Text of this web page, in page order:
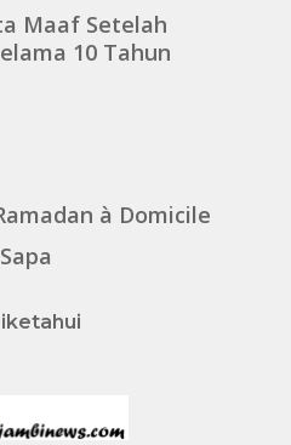
Maaf Setelah
10 Tahun
à Domicile